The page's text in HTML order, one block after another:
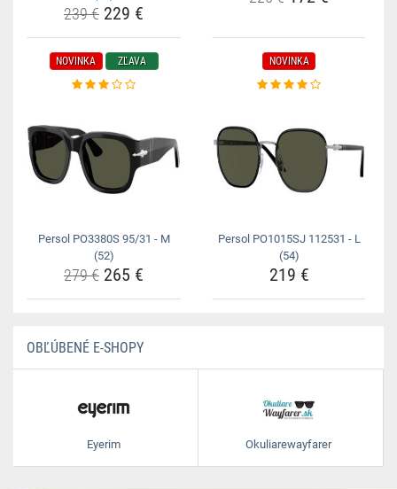
239 € 229 €
NOVINKA ZĽAVA
Persol PO3380S 95/31 - M
(52)
279 € 265 €
NOVINKA
Persol PO1015SJ 112531 - L
(54)
219 €
OBĽÚBENÉ E-SHOPY
Eyerim Okuliarewayfarer